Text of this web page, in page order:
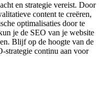
en strategie vereist. Door
content te creëren,
optimalisaties door te
je de SEO van je website
Blijf op de hoogte van de
strategie continu aan voor